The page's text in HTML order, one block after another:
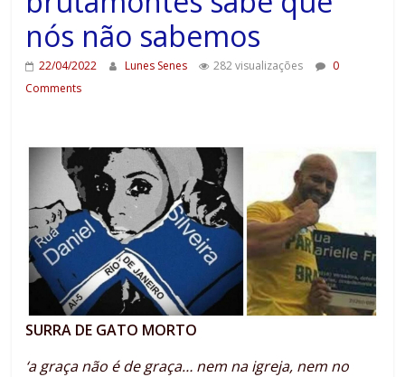
nós não sabemos
22/04/2022 Lunes Senes 282 visualizações
0
Comments
SURRA DE GATO MORTO
‘a graça não é de graça… nem na igreja, nem no